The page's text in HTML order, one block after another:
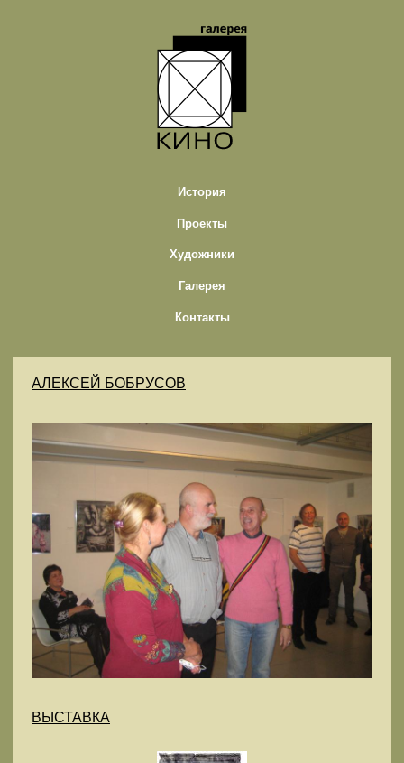
История
Проекты
Художники
Галерея
Контакты
АЛЕКСЕЙ БОБРУСОВ
ВЫСТАВКА